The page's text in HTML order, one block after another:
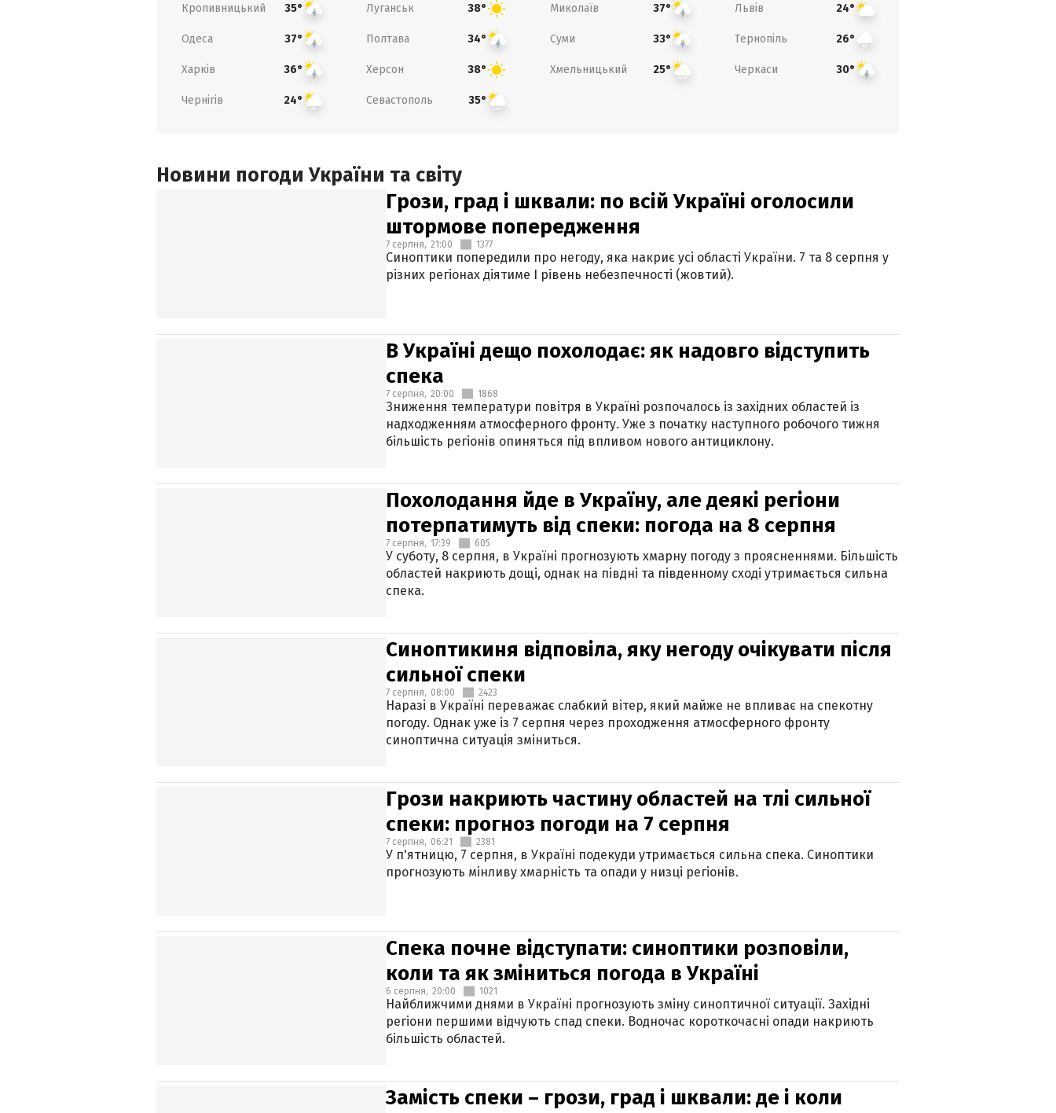
Кропивницький 35° Луганськ 38° Миколаїв 37° Львів 24°
Одеса 37° Полтава 34° Суми 33° Тернопіль 26°
Харків 36° Херсон 38° Хмельницький 25° Черкаси 30°
Чернігів 24° Севастополь 35°
Новини погоди України та світу
Грози, град і шквали: по всій Україні оголосили
штормове попередження
7 серпня, 21:00 1377
Синоптики попередили про негоду, яка накриє усі області України. 7 та 8 серпня у
різних регіонах діятиме І рівень небезпечності (жовтий).
В Україні дещо похолодає: як надовго відступить
спека
7 серпня, 20:00 1868
Зниження температури повітря в Україні розпочалось із західних областей із
надходженням атмосферного фронту. Уже з початку наступного робочого тижня
більшість регіонів опиняться під впливом нового антициклону.
Похолодання йде в Україну, але деякі регіони
потерпатимуть від спеки: погода на 8 серпня
7 серпня, 17:39 605
У суботу, 8 серпня, в Україні прогнозують хмарну погоду з проясненнями. Більшість
областей накриють дощі, однак на півдні та південному сході утримається сильна
спека.
Синоптикиня відповіла, яку негоду очікувати після
сильної спеки
7 серпня, 08:00 2423
Наразі в Україні переважає слабкий вітер, який майже не впливає на спекотну
погоду. Однак уже із 7 серпня через проходження атмосферного фронту
синоптична ситуація зміниться.
Грози накриють частину областей на тлі сильної
спеки: прогноз погоди на 7 серпня
7 серпня, 06:21 2381
У п'ятницю, 7 серпня, в Україні подекуди утримається сильна спека. Синоптики
прогнозують мінливу хмарність та опади у низці регіонів.
Спека почне відступати: синоптики розповіли,
коли та як зміниться погода в Україні
6 серпня, 20:00 1021
Найближчими днями в Україні прогнозують зміну синоптичної ситуації. Західні
регіони першими відчують спад спеки. Водночас короткочасні опади накриють
більшість областей.
Замість спеки – грози, град і шквали: де і коли